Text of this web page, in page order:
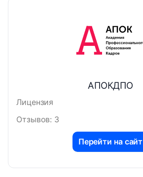
АПОКДПО
Лицензия
Отзывов: 3
Перейти на сайт